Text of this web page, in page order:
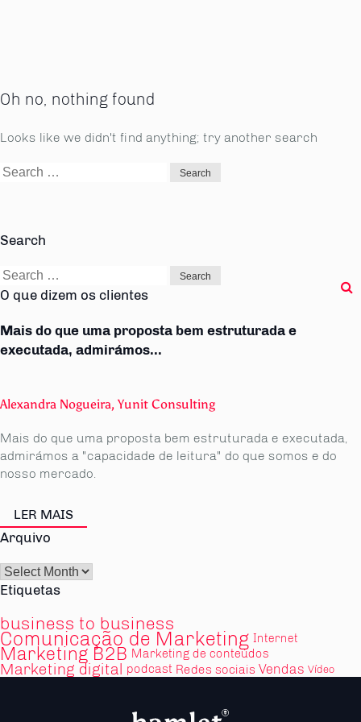
Oh no, nothing found
Looks like we didn't find anything; try another search
Search
Search
Search
for:
O que dizem os clientes
Mais do que uma proposta bem estruturada e
executada, admirámos...
Alexandra Nogueira, Yunit Consulting
Mais do que uma proposta bem estruturada e executada,
admirámos a "capacidade de leitura" do que somos e do
nosso mercado.
LER MAIS
Arquivo
Arquivo
Etiquetas
business to business
Comunicação de Marketing Internet
Marketing B2B Marketing de conteúdos
Marketing digital podcast Redes sociais Vendas Vídeo